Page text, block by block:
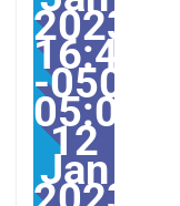
2023
16:45:23
-0500-
12
Jan